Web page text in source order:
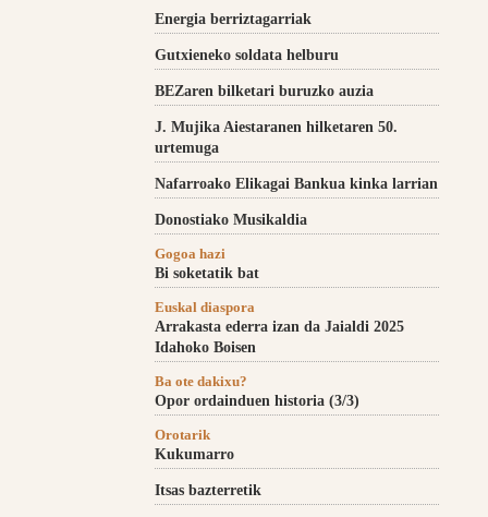
Energia berriztagarriak
Gutxieneko soldata helburu
BEZaren bilketari buruzko auzia
J. Mujika Aiestaranen hilketaren 50.
urtemuga
Nafarroako Elikagai Bankua kinka larrian
Donostiako Musikaldia
Gogoa hazi
Bi soketatik bat
Euskal diaspora
Arrakasta ederra izan da Jaialdi 2025
Idahoko Boisen
Ba ote dakixu?
Opor ordainduen historia (3/3)
Orotarik
Kukumarro
Itsas bazterretik